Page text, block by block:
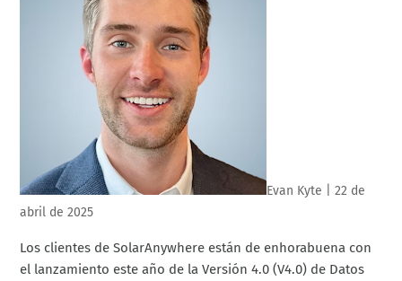
Evan Kyte |22 de
abril de 2025
Los clientes de SolarAnywhere están de enhorabuena con
el lanzamiento este año de la Versión 4.0 (V4.0) de Datos